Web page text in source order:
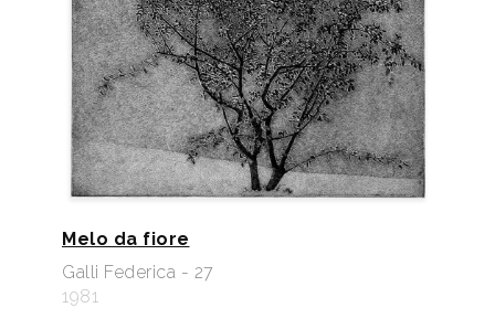
Melo da fiore
Galli Federica - 27
1981